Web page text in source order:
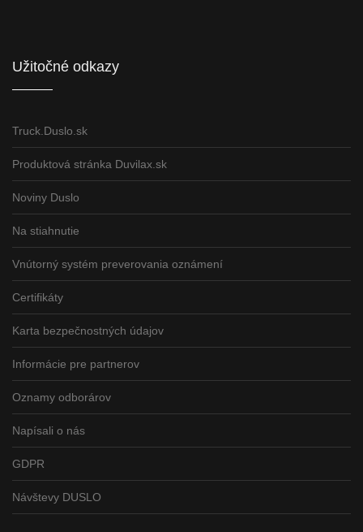
Užitočné odkazy
Truck.Duslo.sk
Produktová stránka Duvilax.sk
Noviny Duslo
Na stiahnutie
Vnútorný systém preverovania oznámení
Certifikáty
Karta bezpečnostných údajov
Informácie pre partnerov
Oznamy odborárov
Napísali o nás
GDPR
Návštevy DUSLO